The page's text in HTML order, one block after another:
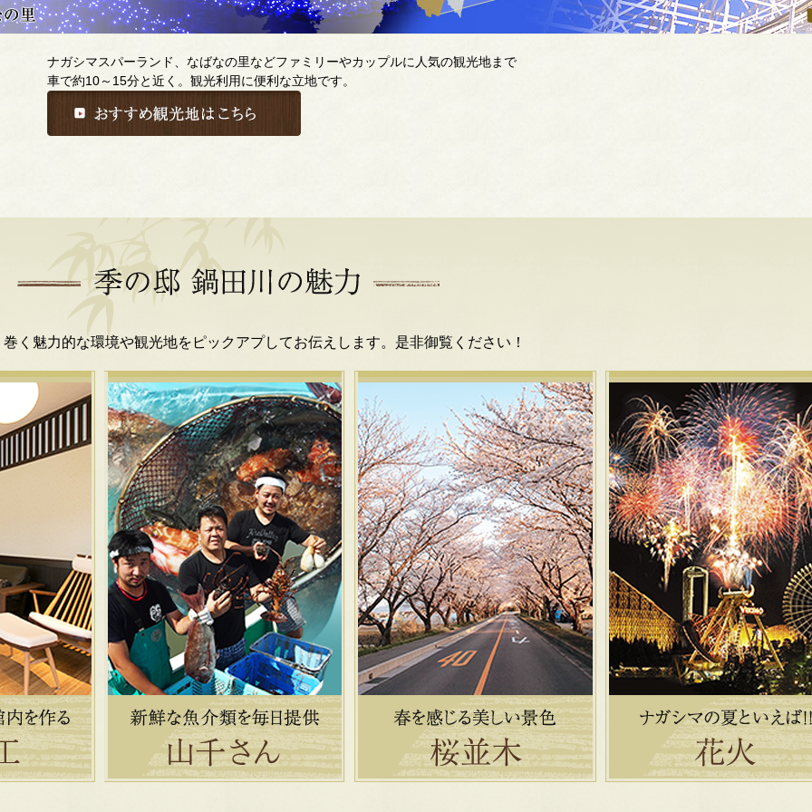
ナガシマスパーランド、なばなの里などファミリーやカップルに人気の観光地まで
車で約10～15分と近く。観光利用に便利な立地です。
く魅力的な環境や観光地をピックアプしてお伝えします。是非御覧ください！